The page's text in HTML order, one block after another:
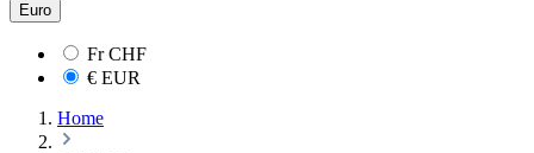
Euro
FrCHF
€ EUR
Home